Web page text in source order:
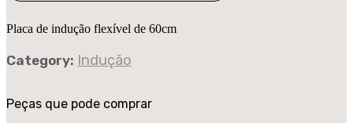
Placa de indução flexível de 60cm
Category: Indução
Peças que pode comprar